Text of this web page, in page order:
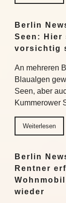
Berlin
Seen: Hier
vorsichtig
An mehreren
Blaualgen
Seen, aber
Kummerower
Weiterlesen
Berlin
Rentner
wieder